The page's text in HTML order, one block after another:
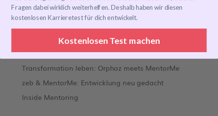
Recent Posts
Mentoring Journeys
Meet the Mentor
Transformation leben: Orphoz meets MentorMe
zeb & MentorMe: Entwicklung neu gedacht
Inside Mentoring
Fragen dabei wirklich weiterhelfen. Deshalb haben wir diesen
kostenlosen Karrieretest für dich entwickelt.
Kostenlosen Test machen